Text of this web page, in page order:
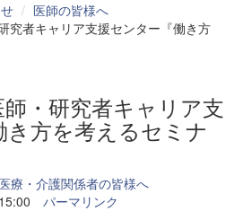
医師の皆様へ
究者キャリア支援センター『働き方
・研究者キャリア支
方を考えるセミナ
医療・介護関係者の皆様へ
パーマリンク